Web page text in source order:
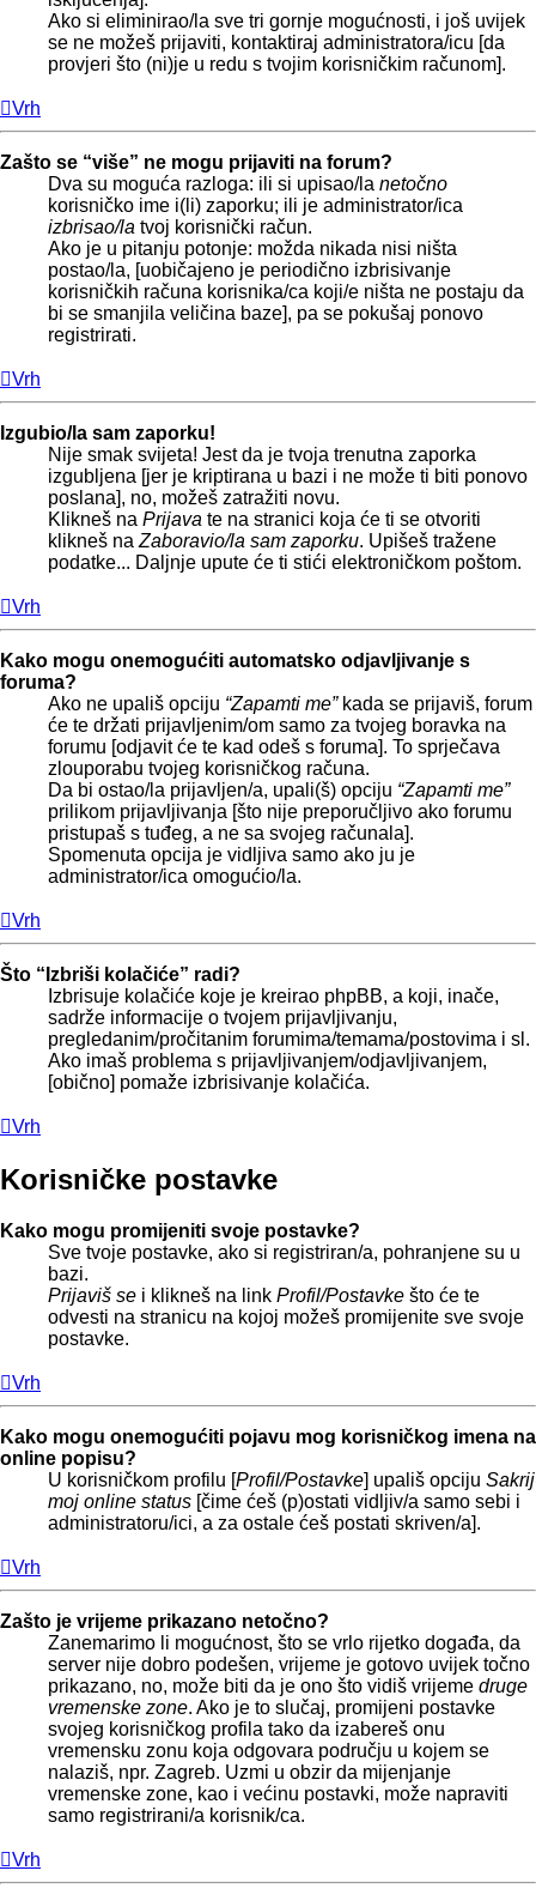
Ako si eliminirao/la sve tri gornje mogućnosti, i još uvijek
se ne možeš prijaviti, kontaktiraj administratora/icu [da
provjeri što (ni)je u redu s tvojim korisničkim računom].
Vrh
Zašto se “više” ne mogu prijaviti na forum?
Dva su moguća razloga: ili si upisao/la netočno
korisničko ime i(li) zaporku; ili je administrator/ica
izbrisao/la tvoj korisnički račun.
Ako je u pitanju potonje: možda nikada nisi ništa
postao/la, [uobičajeno je periodično izbrisivanje
korisničkih računa korisnika/ca koji/e ništa ne postaju da
bi se smanjila veličina baze], pa se pokušaj ponovo
registrirati.
Vrh
Izgubio/la sam zaporku!
Nije smak svijeta! Jest da je tvoja trenutna zaporka
izgubljena [jer je kriptirana u bazi i ne može ti biti ponovo
poslana], no, možeš zatražiti novu.
Klikneš na Prijava te na stranici koja će ti se otvoriti
klikneš na Zaboravio/la sam zaporku. Upišeš tražene
podatke... Daljnje upute će ti stići elektroničkom poštom.
Vrh
Kako mogu onemogućiti automatsko odjavljivanje s
foruma?
Ako ne upališ opciju “Zapamti me”kada se prijaviš, forum
će te držati prijavljenim/om samo za tvojeg boravka na
forumu [odjavit će te kad odeš s foruma]. To sprječava
zlouporabu tvojeg korisničkog računa.
Da bi ostao/la prijavljen/a, upali(š) opciju “Zapamti me”
prilikom prijavljivanja [što nije preporučljivo ako forumu
pristupaš s tuđeg, a ne sa svojeg računala].
Spomenuta opcija je vidljiva samo ako ju je
administrator/ica omogućio/la.
Vrh
Što “Izbriši kolačiće” radi?
Izbrisuje kolačiće koje je kreirao phpBB, a koji, inače,
sadrže informacije o tvojem prijavljivanju,
pregledanim/pročitanim forumima/temama/postovima i sl.
Ako imaš problema s prijavljivanjem/odjavljivanjem,
[obično] pomaže izbrisivanje kolačića.
Vrh
Korisničke postavke
Kako mogu promijeniti svoje postavke?
Sve tvoje postavke, ako si registriran/a, pohranjene su u
bazi.
Prijaviš se i klikneš na link Profil/Postavke što će te
odvesti na stranicu na kojoj možeš promijenite sve svoje
postavke.
Vrh
Kako mogu onemogućiti pojavu mog korisničkog imena na
online popisu?
U korisničkom profilu [Profil/Postavke] upališ opciju Sakrij
moj online status [čime ćeš (p)ostati vidljiv/a samo sebi i
administratoru/ici, a za ostale ćeš postati skriven/a].
Vrh
Zašto je vrijeme prikazano netočno?
Zanemarimo li mogućnost, što se vrlo rijetko događa, da
server nije dobro podešen, vrijeme je gotovo uvijek točno
prikazano, no, može biti da je ono što vidiš vrijeme druge
vremenske zone. Ako je to slučaj, promijeni postavke
svojeg korisničkog profila tako da izabereš onu
vremensku zonu koja odgovara području u kojem se
nalaziš, npr. Zagreb. Uzmi u obzir da mijenjanje
vremenske zone, kao i većinu postavki, može napraviti
samo registrirani/a korisnik/ca.
Vrh